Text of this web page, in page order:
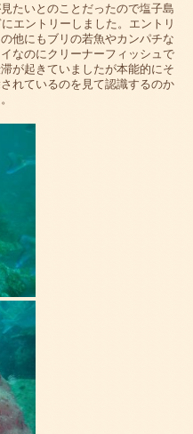
たいとのことだったので塩子島
エントリーしました。エントリ
他にもブリの若魚やカンパチな
なのにクリーナーフィッシュで
が起きていましたが本能的にそ
れているのを見て認識するのか